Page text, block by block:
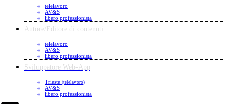
telelavoro
AV&S
libero professionista
Autore/Editore di contenuti
telelavoro
AV&S
libero professionista
Sviluppatore Web-App
Trieste (telelavoro)
AV&S
libero professionista